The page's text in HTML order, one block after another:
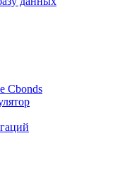
Cbonds